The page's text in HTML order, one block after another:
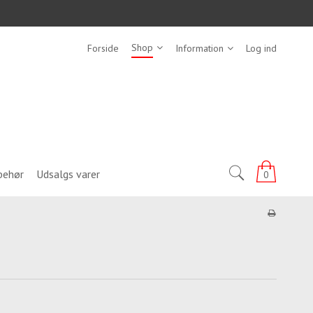
Forside Shop Information Log ind
0
Udsalgs varer